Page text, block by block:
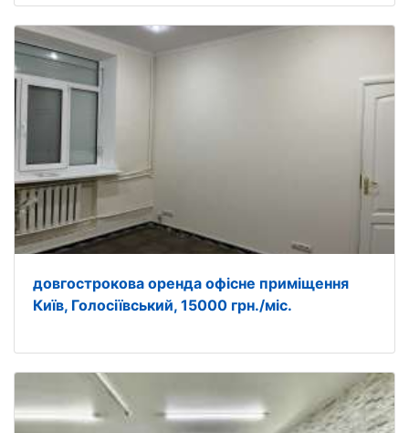
довгострокова оренда офісне приміщення
Київ, Голосіївський, 15000 грн./міс.